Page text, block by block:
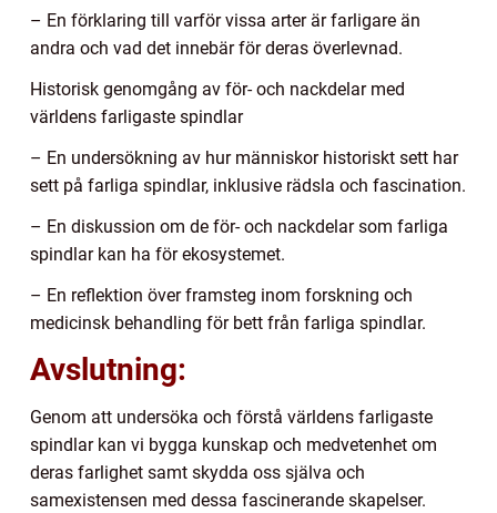
– En förklaring till varför vissa arter är farligare än
andra och vad det innebär för deras överlevnad.
Historisk genomgång av för- och nackdelar med
världens farligaste spindlar
– En undersökning av hur människor historiskt sett har
sett på farliga spindlar, inklusive rädsla och fascination.
– En diskussion om de för- och nackdelar som farliga
spindlar kan ha för ekosystemet.
– En reflektion över framsteg inom forskning och
medicinsk behandling för bett från farliga spindlar.
Avslutning:
Genom att undersöka och förstå världens farligaste
spindlar kan vi bygga kunskap och medvetenhet om
deras farlighet samt skydda oss själva och
samexistensen med dessa fascinerande skapelser.